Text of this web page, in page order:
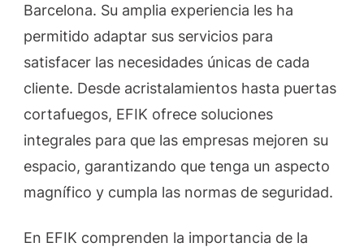
Barcelona. Su amplia experiencia les ha
permitido adaptar sus servicios para
satisfacer las necesidades únicas de cada
cliente. Desde acristalamientos hasta puertas
cortafuegos, EFIK ofrece soluciones
integrales para que las empresas mejoren su
espacio, garantizando que tenga un aspecto
magnífico y cumpla las normas de seguridad.
En EFIK comprenden la importancia de la